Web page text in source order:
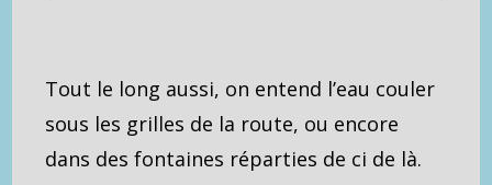
Tout le long aussi, on entend l’eau couler
sous les grilles de la route, ou encore
dans des fontaines réparties de ci de là.